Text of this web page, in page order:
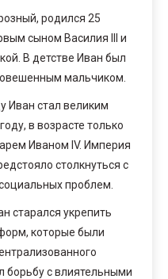
родился 25
сыном Василия III и
В детстве Иван был
мальчиком.
Иван стал великим
в возрасте только
Иваном IV. Империя
столкнуться с
проблем.
старался укрепить
которые были
борьбу с влиятельными